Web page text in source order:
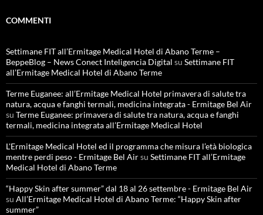
COMMENTI
Settimane FIT all’Ermitage Medical Hotel di Abano Terme –
BeppeBlog – News Conect Inteligencia Digital su Settimane FIT
all’Ermitage Medical Hotel di Abano Terme
Terme Euganee: all’Ermitage Medical Hotel primavera di salute tra
natura, acqua e fanghi termali, medicina integrata - Ermitage Bel Air
su Terme Euganee: primavera di salute tra natura, acqua e fanghi
termali, medicina integrata all’Ermitage Medical Hotel
L'Ermitage Medical Hotel ed il programma che misura l’età biologica
mentre perdi peso - Ermitage Bel Airsu Settimane FIT all’Ermitage
Medical Hotel di Abano Terme
“Happy Skin after summer” dal 18 al 26 settembre - Ermitage Bel Air
su All’Ermitage Medical Hotel di Abano Terme: “Happy Skin after
summer”